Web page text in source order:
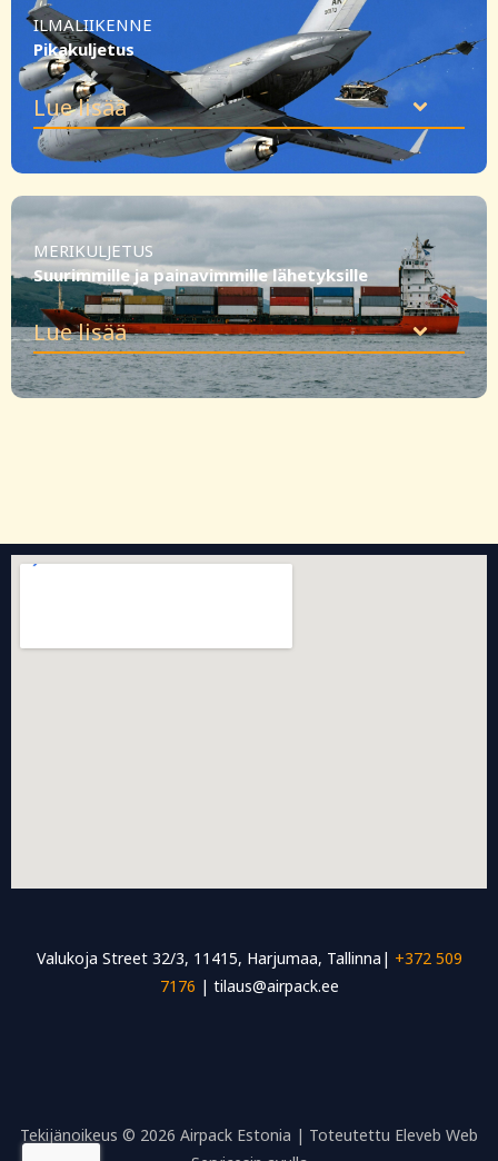
ILMALIIKENNE
Pikakuljetus
Lue lisää
MERIKULJETUS
Suurimmille ja painavimmille lähetyksille
Lue lisää
Valukoja Street 32/3, 11415, Harjumaa, Tallinna| +372 509
7176 | tilaus@airpack.ee
Tekijänoikeus © 2026 Airpack Estonia | Toteutettu Eleveb Web